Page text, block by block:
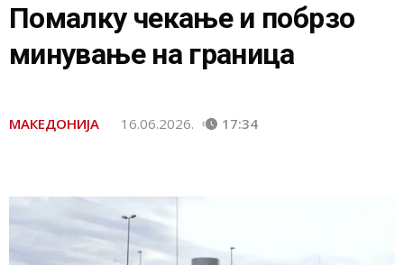
Помалку чекање и побрзо
минување на граница
МАКЕДОНИЈА 16.06.2026. 17:34